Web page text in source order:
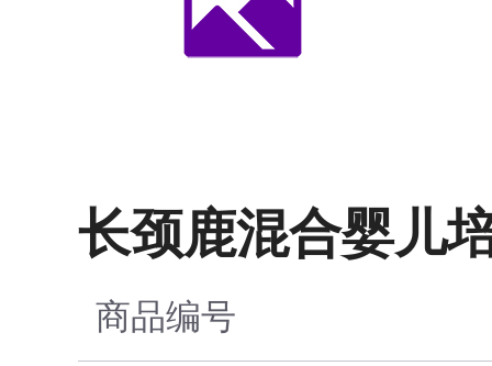
长颈鹿混合婴儿
商品编号